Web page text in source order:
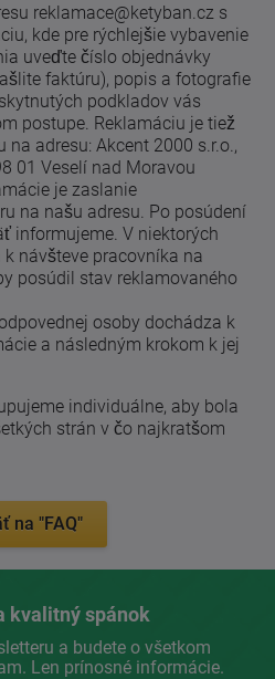
reklamace@ketyban.cz s
kde pre rýchlejšie vybavenie
uveďte číslo objednávky
faktúru), popis a fotografie
podkladov vás
postupe. Reklamáciu je tiež
adresu: Akcent 2000 s.r.o.,
01 Veselí nad Moravou
je zaslanie
na našu adresu. Po posúdení
informujeme. V niektorých
návšteve pracovníka na
posúdil stav reklamovaného
osoby dochádza k
a následným krokom k jej
individuálne, aby bola
strán v čo najkratšom
na "FAQ"
kvalitný spánok
a budete o všetkom
Len prínosné informácie.